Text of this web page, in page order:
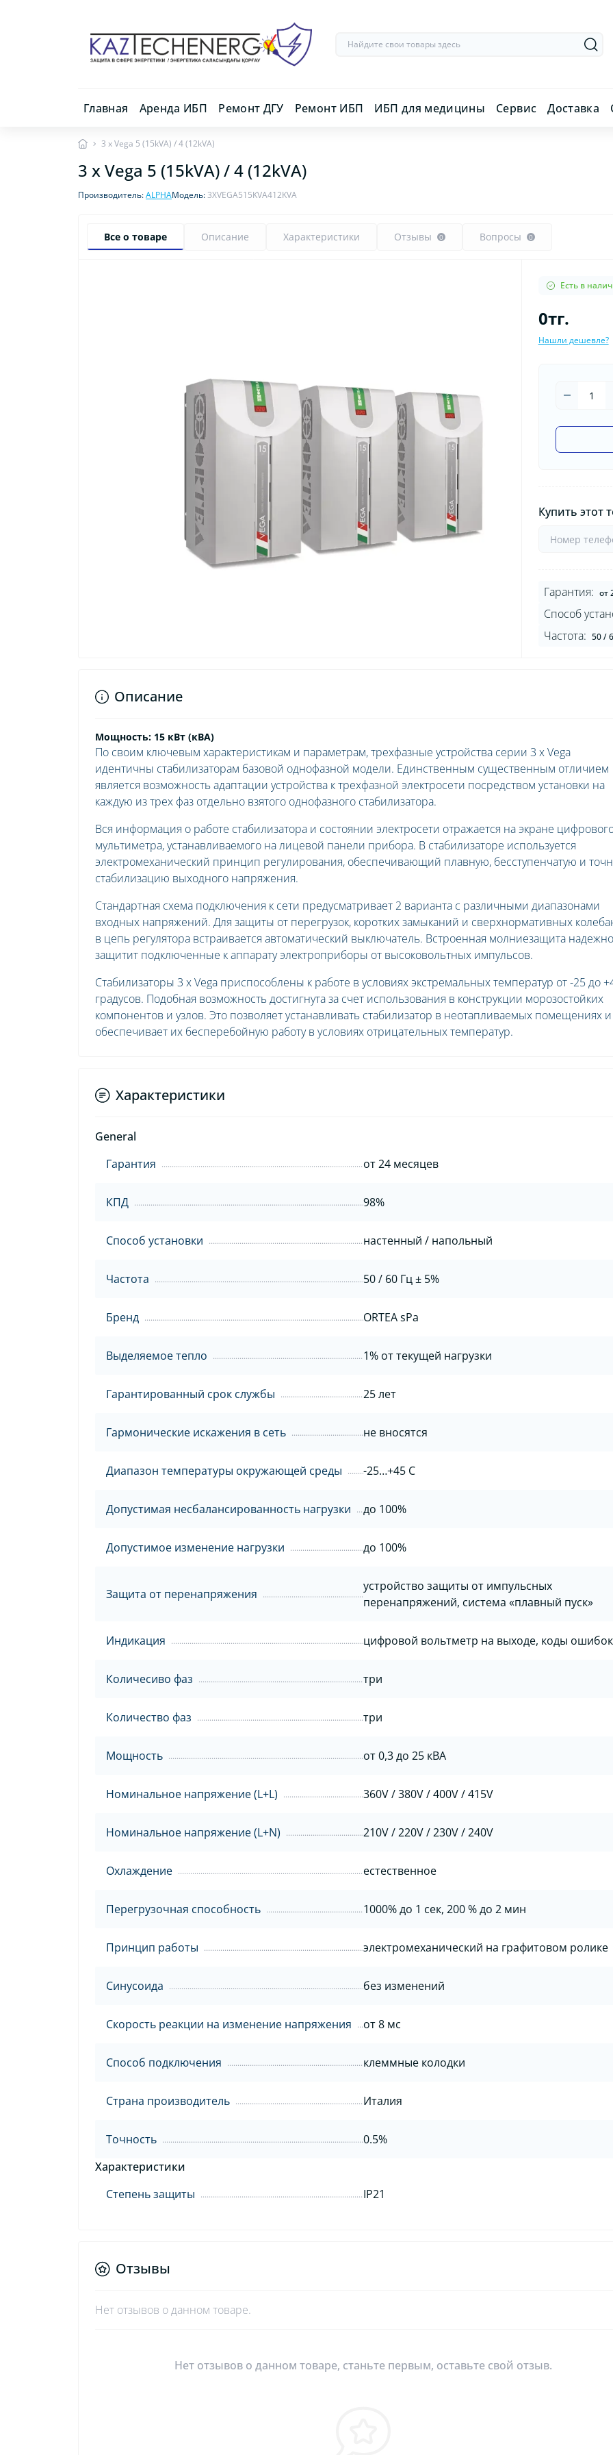
Главная Аренда ИБП Ремонт ДГУ Ремонт ИБП ИБП для медицины Сервис Доставка
3 x Vega 5 (15kVA) / 4 (12kVA)
3 x Vega 5 (15kVA) / 4 (12kVA)
Производитель:ALPHAМодель:3XVEGA515KVA412KVA
Все о товаре Описание Характеристики Отзывы 0 Вопросы 0
Есть в
0тг.
Нашли дешевле?
Купить этот
Гарантия: от
Способ
Частота: 50 /
Описание
Мощность: 15 кВт (кВА)
По своим ключевым характеристикам и параметрам, трехфазные устройства серии 3 x Vega
идентичны стабилизаторам базовой однофазной модели. Единственным существенным отличием
является возможность адаптации устройства к трехфазной электросети посредством установки на
каждую из трех фаз отдельно взятого однофазного стабилизатора.
Вся информация о работе стабилизатора и состоянии электросети отражается на экране
мультиметра, устанавливаемого на лицевой панели прибора. В стабилизаторе используется
электромеханический принцип регулирования, обеспечивающий плавную, бесступенчатую и
стабилизацию выходного напряжения.
Стандартная схема подключения к сети предусматривает 2 варианта с различными диапазонами
входных напряжений. Для защиты от перегрузок, коротких замыканий и сверхнормативных
в цепь регулятора встраивается автоматический выключатель. Встроенная молниезащита надежно
защитит подключенные к аппарату электроприборы от высоковольтных импульсов.
Стабилизаторы 3 x Vega приспособлены к работе в условиях экстремальных температур от -25 до
градусов. Подобная возможность достигнута за счет использования в конструкции морозостойких
компонентов и узлов. Это позволяет устанавливать стабилизатор в неотапливаемых помещениях и
обеспечивает их бесперебойную работу в условиях отрицательных температур.
Характеристики
General
Гарантия
от 24 месяцев
КПД 98%
Способ установки настенный / напольный
Частота 50 / 60 Гц ± 5%
Бренд ORTEA sPa
Выделяемое тепло 1% от текущей нагрузки
Гарантированный срок службы 25 лет
Гармонические искажения в сеть не вносятся
Диапазон температуры окружающей среды -25…+45 С
Допустимая несбалансированность нагрузки до 100%
Допустимое изменение нагрузки до 100%
Защита от перенапряжения
устройство защиты от импульсных
перенапряжений, система «плавный пуск»
Индикация цифровой вольтметр на выходе, коды ошибок
Количесиво фаз три
Количество фаз три
Мощность от 0,3 до 25 кВА
Номинальное напряжение (L+L) 360V / 380V / 400V / 415V
Номинальное напряжение (L+N) 210V / 220V / 230V / 240V
Охлаждение естественное
Перегрузочная способность 1000% до 1 сек, 200 % до 2 мин
Принцип работы электромеханический на графитовом ролике
Синусоида без изменений
Скорость реакции на изменение напряжения от 8 мс
Способ подключения клеммные колодки
Страна производитель Италия
Точность
0.5%
Характеристики
Степень защиты
IP21
Отзывы
Нет отзывов о данном товаре.
Нет отзывов о данном товаре, станьте первым, оставьте свой отзыв.